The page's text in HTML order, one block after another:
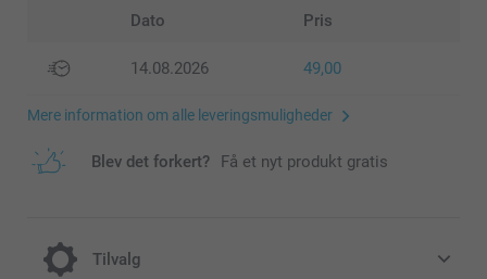
Dato Pris
14.08.2026 49,00
Mere information om alle leveringsmuligheder
Blev det forkert? Få et nyt produkt gratis
Tilvalg